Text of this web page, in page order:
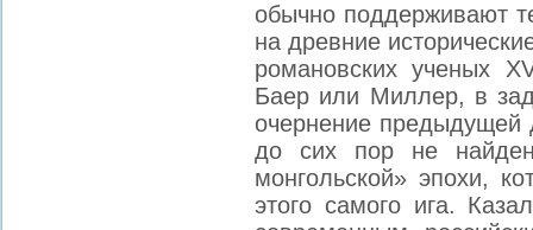
обычно поддерживают
на древние
романовских ученых
Баер или Миллер, в
очернение предыдущей
до сих пор не
монгольской» эпохи,
этого самого ига.